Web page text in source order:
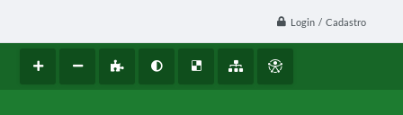
Login / Cadastro